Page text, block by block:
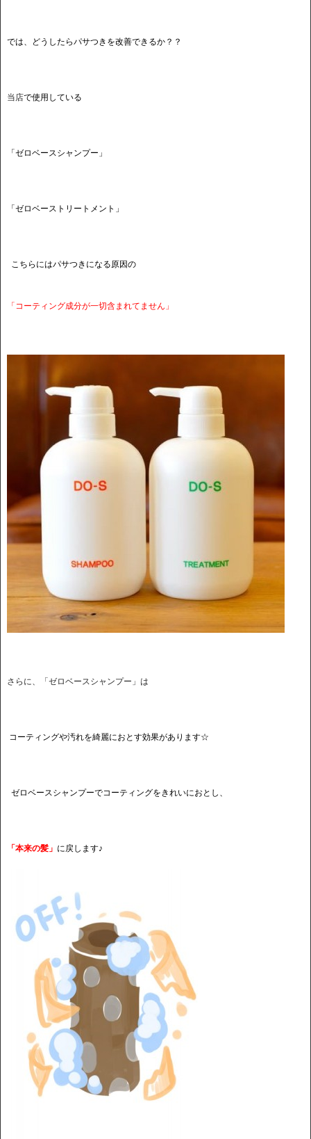
では、どうしたらパサつきを改善できるか？？
当店で使用している
「ゼロベースシャンプー」
「ゼロベーストリートメント」
こちらにはパサつきになる原因の
「コーティング成分が一切含まれてません」
さらに、「ゼロベースシャンプー」は
コーティングや汚れを綺麗におとす効果があります☆
ゼロベースシャンプーでコーティングをきれいにおとし、
「本来の髪」 に戻します♪